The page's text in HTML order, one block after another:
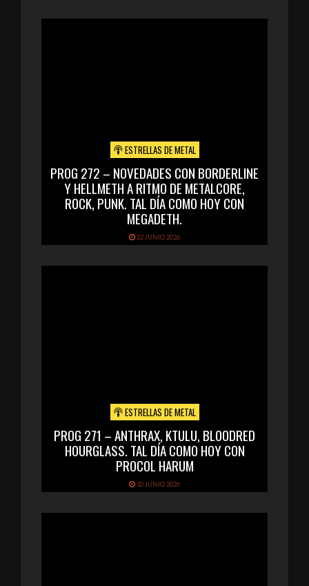
ESTRELLAS DE METAL
PROG 272 – NOVEDADES CON BORDERLINE
Y HELLMETH A RITMO DE METALCORE,
ROCK, PUNK. TAL DÍA COMO HOY CON
MEGADETH.
22 JUNIO 2026
ESTRELLAS DE METAL
PROG 271 – ANTHRAX, KTULU, BLOODRED
HOURGLASS. TAL DÍA COMO HOY CON
PROCOL HARUM
10 JUNIO 2026